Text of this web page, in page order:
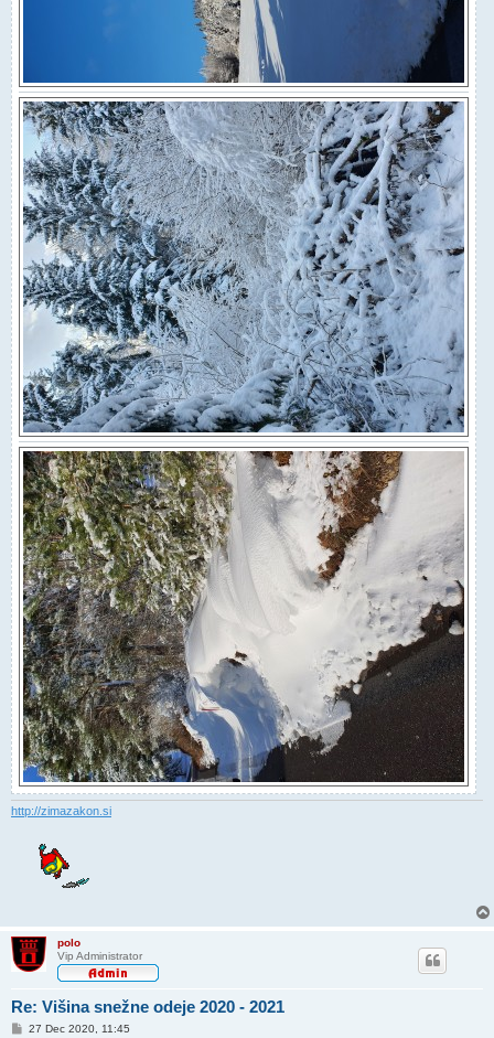
http://zimazakon.si
polo
Vip Administrator
Re: Višina snežne odeje 2020 - 2021
O27 Dec 2020, 11:45